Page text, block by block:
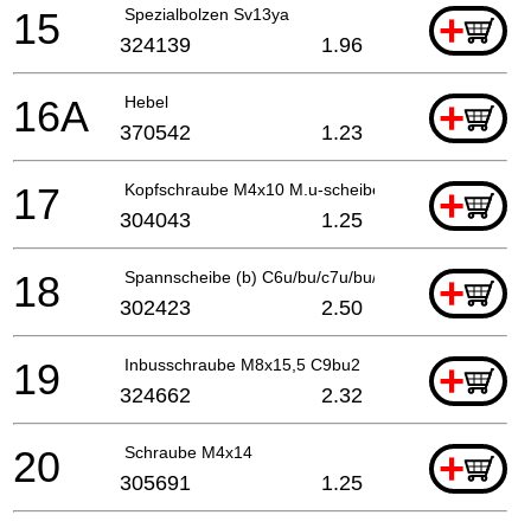
Spezialbolzen Sv13ya +
15 324139 1.96
Hebel +
16A 370542 1.23
Kopfschraube M4x10 M.u-scheibe (schwarz)
+
17 304043 1.25
Spannscheibe (b) C6u/bu/c7u/bu/ Fc6sb/c6dd
+
18 302423 2.50
Inbusschraube M8x15,5 C9bu2 +
19 324662 2.32
Schraube M4x14 +
20 305691 1.25